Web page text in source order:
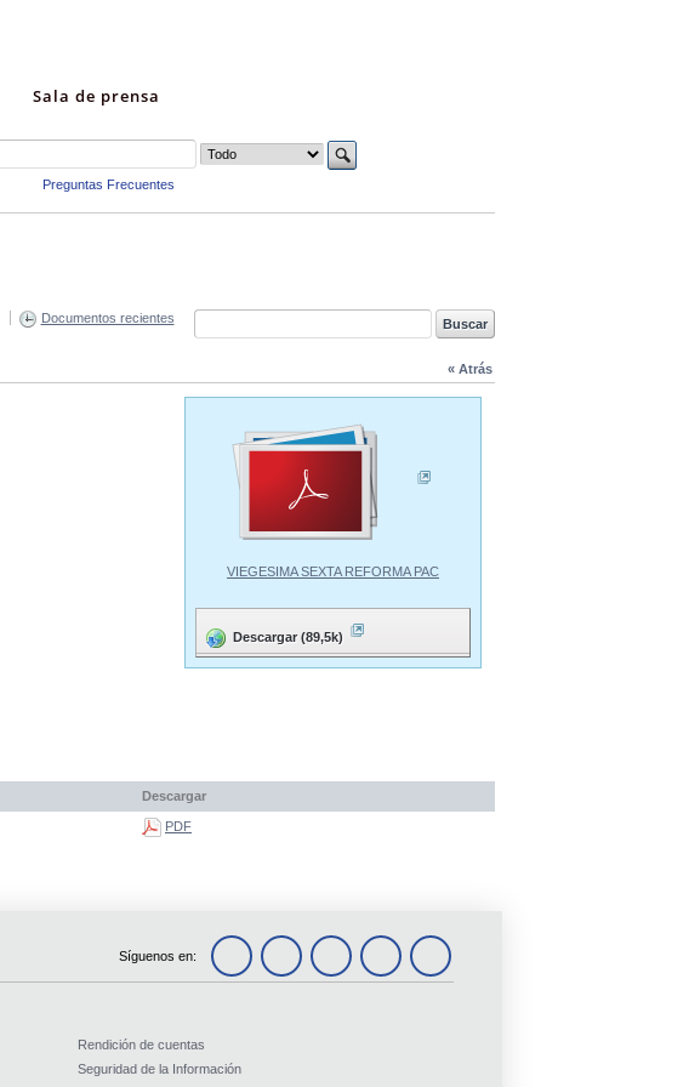
Sala de prensa
Preguntas Frecuentes
Documentos recientes
« Atrás
VIEGESIMA SEXTA REFORMA PAC
Descargar (89,5k)
Descargar
PDF
Síguenos en:
Rendición de cuentas
Seguridad de la Información